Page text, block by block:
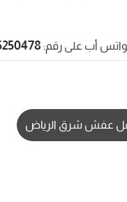
أب على رقم:
عفش شرق الرياض